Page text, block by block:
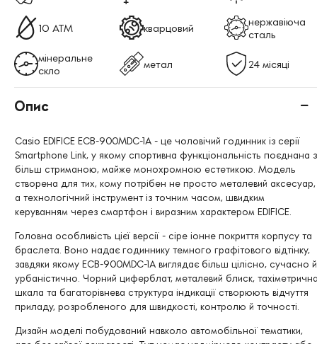
10 ATM кварцовий
нержавіюча
сталь
мінеральне
скло
метал 24 місяці
Опис
Casio EDIFICE ECB-900MDC-1A - це чоловічий годинник із серії
Smartphone Link, у якому спортивна функціональність поєднана з
більш стриманою, майже монохромною естетикою. Модель
створена для тих, кому потрібен не просто металевий аксесуар,
а технологічний інструмент із точним часом, швидким
керуванням через смартфон і виразним характером EDIFICE.
Головна особливість цієї версії - сіре іонне покриття корпусу та
браслета. Воно надає годиннику темного графітового відтінку,
завдяки якому ECB-900MDC-1A виглядає більш цілісно, сучасно й
урбаністично. Чорний циферблат, металевий блиск,
шкала та багаторівнева структура індикації створюють відчуття
приладу, розробленого для швидкості, контролю й точності.
Дизайн моделі побудований навколо автомобільної тематики,